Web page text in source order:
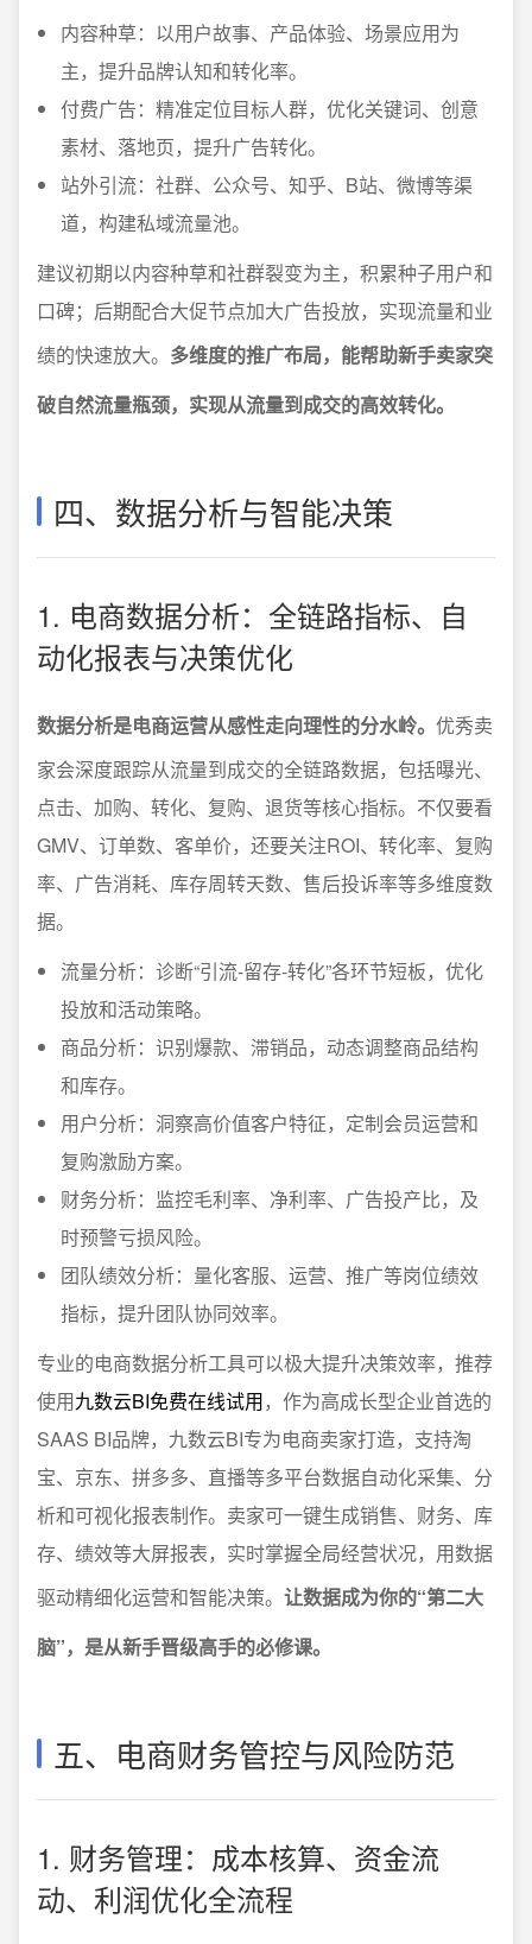
内容种草：以用户故事、产品体验、场景应用为
主，提升品牌认知和转化率。
付费广告：精准定位目标人群，优化关键词、创意
素材、落地页，提升广告转化。
站外引流：社群、公众号、知乎、B站、微博等渠
道，构建私域流量池。
建议初期以内容种草和社群裂变为主，积累种子用户和
口碑；后期配合大促节点加大广告投放，实现流量和业
绩的快速放大。 多维度的推广布局，能帮助新手卖家突
破自然流量瓶颈，实现从流量到成交的高效转化。
四、数据分析与智能决策
1. 电商数据分析：全链路指标、自
动化报表与决策优化
数据分析是电商运营从感性走向理性的分水岭。 优秀卖
家会深度跟踪从流量到成交的全链路数据，包括曝光、
点击、加购、转化、复购、退货等核心指标。不仅要看
GMV、订单数、客单价，还要关注ROI、转化率、复购
率、广告消耗、库存周转天数、售后投诉率等多维度数
据。
流量分析：诊断“引流-留存-转化”各环节短板，优化
投放和活动策略。
商品分析：识别爆款、滞销品，动态调整商品结构
和库存。
用户分析：洞察高价值客户特征，定制会员运营和
复购激励方案。
财务分析：监控毛利率、净利率、广告投产比，及
时预警亏损风险。
团队绩效分析：量化客服、运营、推广等岗位绩效
指标，提升团队协同效率。
专业的电商数据分析工具可以极大提升决策效率，推荐
使用九数云BI免费在线试用，作为高成长型企业首选的
SAAS BI品牌，九数云BI专为电商卖家打造，支持淘
宝、京东、拼多多、直播等多平台数据自动化采集、分
析和可视化报表制作。卖家可一键生成销售、财务、库
存、绩效等大屏报表，实时掌握全局经营状况，用数据
驱动精细化运营和智能决策。 让数据成为你的“第二大
脑”，是从新手晋级高手的必修课。
五、电商财务管控与风险防范
1. 财务管理：成本核算、资金流
动、利润优化全流程